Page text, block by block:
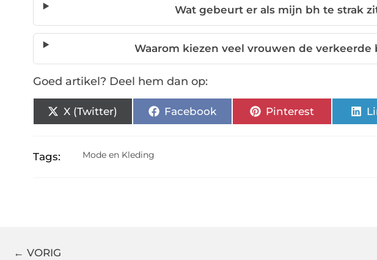
Wat gebeurt er als mijn bh te strak
Waarom kiezen veel vrouwen de verkeerde
Goed artikel? Deel hem dan op:
X (Twitter) Facebook Pinterest
Tags: Mode en Kleding
← VORIG